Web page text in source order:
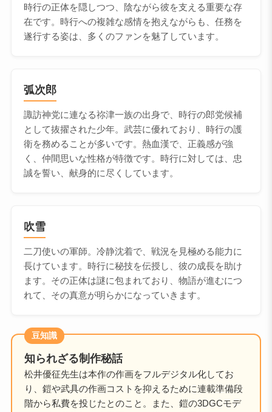
時行の正体を隠しつつ、陰ながら彼を支える重要な存
在です。時行への複雑な感情を抱えながらも、任務を
遂行する姿は、多くのファンを魅了しています。
弧次郎
諏訪神党に連なる祢津一族の出身で、時行の郎党候補
として抜擢された少年。武芸に優れており、時行の護
衛を務めることが多いです。熱血漢で、正義感が強
く、仲間思いな性格が特徴です。時行に対しては、忠
誠を誓い、献身的に尽くしています。
吹雪
二刀使いの軍師。冷静沈着で、戦況を見極める能力に
長けています。時行に秘技を伝授し、彼の成長を助け
ます。その正体は謎に包まれており、物語が進むにつ
れて、その真意が明らかになっていきます。
豆知識
知られざる制作秘話
松井優征先生は本作の作画をフルデジタル化してお
り、鎧や武具の作画コストを抑えるために連載準備段
階から私費を投じたとのこと。また、鎧の3DGCモデ